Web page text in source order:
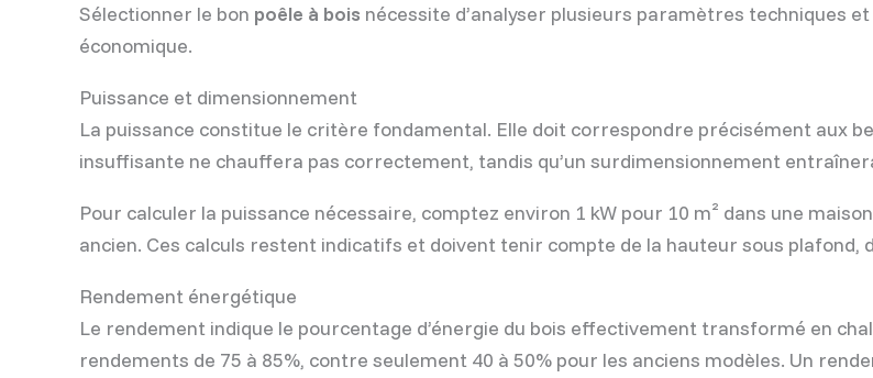
Sélectionner le bon poêle à bois nécessite d’analyser plusieurs paramètres techniques
économique.
Puissance et dimensionnement
La puissance constitue le critère fondamental. Elle doit correspondre précisément aux
insuffisante ne chauffera pas correctement, tandis qu’un surdimensionnement
Pour calculer la puissance nécessaire, comptez environ 1 kW pour 10 m² dans une
ancien. Ces calculs restent indicatifs et doivent tenir compte de la hauteur sous plafond,
Rendement énergétique
Le rendement indique le pourcentage d’énergie du bois effectivement transformé en
rendements de 75 à 85%, contre seulement 40 à 50% pour les anciens modèles. Un